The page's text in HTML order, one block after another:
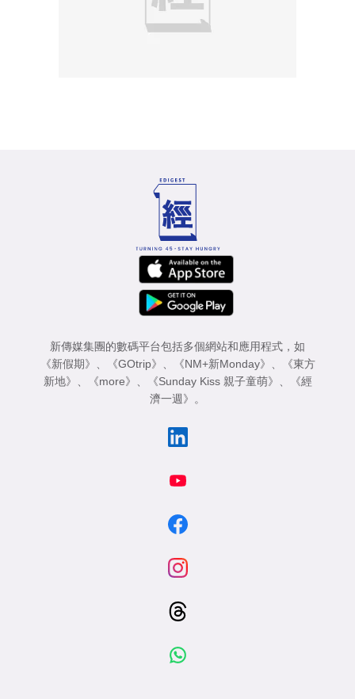
新傳媒集團的數碼平台包括多個網站和應用程式，如
《新假期》
《GOtrip》 《NM+新Monday》
《東方
新地》
《more》 《Sunday Kiss 親子童萌》
《經
濟一週》
。